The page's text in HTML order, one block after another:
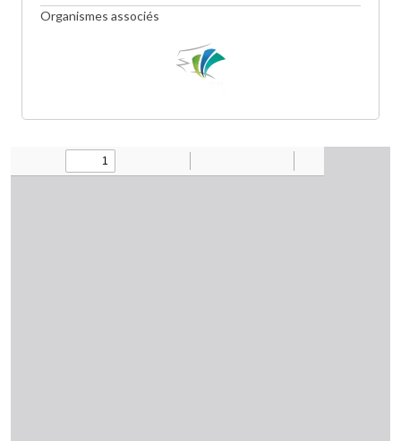
Organismes associés